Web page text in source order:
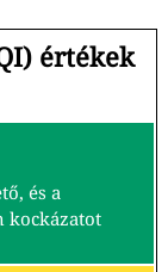
értékek
és a
kockázatot